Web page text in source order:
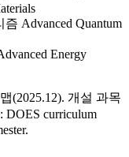
즘 Advanced Quantum
Energy
(2025.12). 개설 과목
DOES curriculum